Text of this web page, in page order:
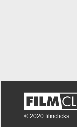
© 2020 filmclicks